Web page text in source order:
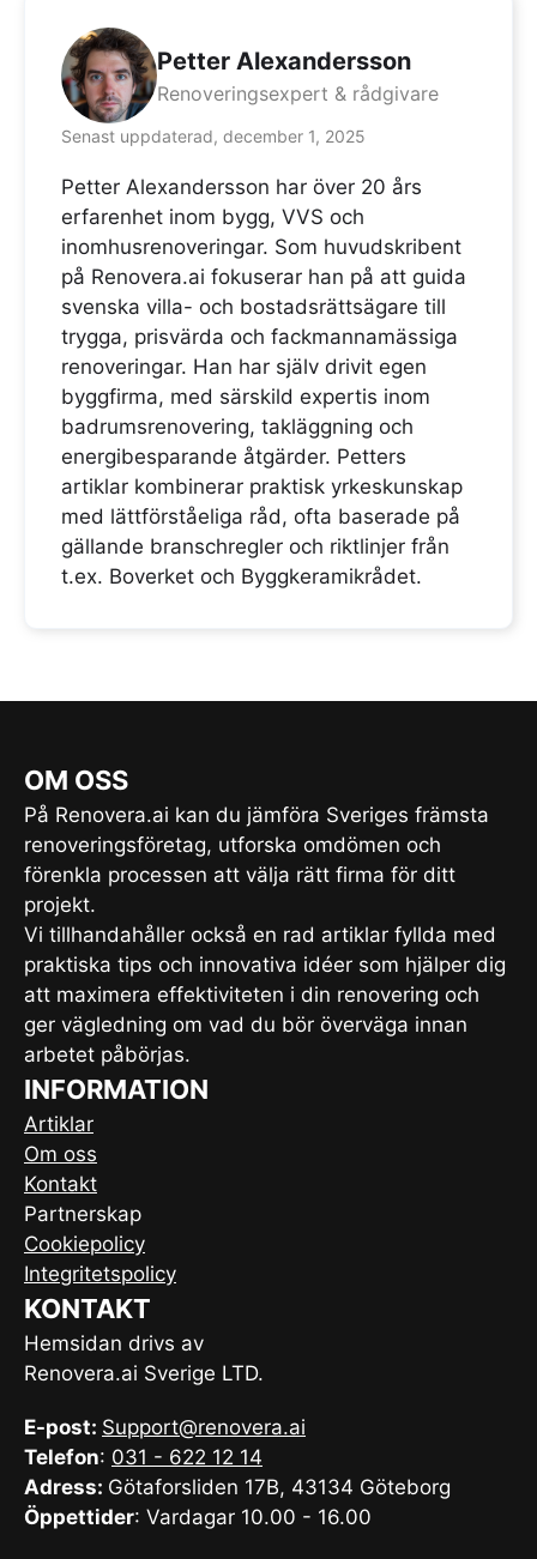
Petter Alexandersson
Renoveringsexpert & rådgivare
Senast uppdaterad, december 1, 2025
Petter Alexandersson har över 20 års
erfarenhet inom bygg, VVS och
inomhusrenoveringar. Som huvudskribent
på Renovera.ai fokuserar han på att guida
svenska villa- och bostadsrättsägare till
trygga, prisvärda och fackmannamässiga
renoveringar. Han har själv drivit egen
byggfirma, med särskild expertis inom
badrumsrenovering, takläggning och
energibesparande åtgärder. Petters
artiklar kombinerar praktisk yrkeskunskap
med lättförståeliga råd, ofta baserade på
gällande branschregler och riktlinjer från
t.ex. Boverket och Byggkeramikrådet.
OM OSS
På Renovera.ai kan du jämföra Sveriges främsta
renoveringsföretag, utforska omdömen och
förenkla processen att välja rätt firma för ditt
projekt.
Vi tillhandahåller också en rad artiklar fyllda med
praktiska tips och innovativa idéer som hjälper dig
att maximera effektiviteten i din renovering och
ger vägledning om vad du bör överväga innan
arbetet påbörjas.
INFORMATION
Artiklar
Om oss
Kontakt
Partnerskap
Cookiepolicy
Integritetspolicy
KONTAKT
Hemsidan drivs av
Renovera.ai Sverige LTD.
E-post: Support@renovera.ai
Telefon: 031 - 622 12 14
Adress: Götaforsliden 17B, 43134 Göteborg
Öppettider: Vardagar 10.00 - 16.00